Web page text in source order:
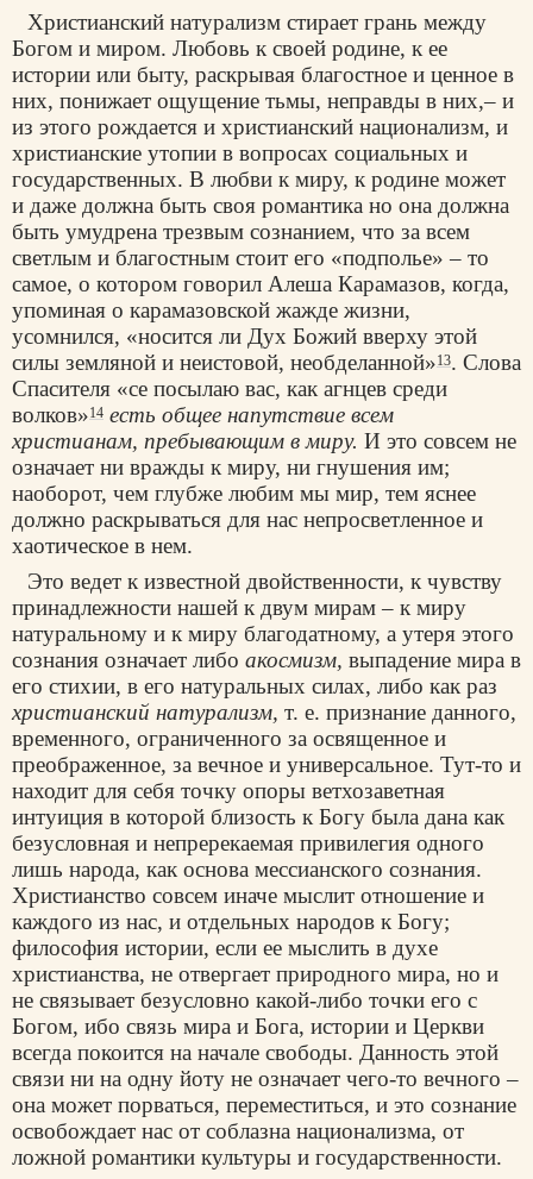
Христианский натурализм стирает грань между
Богом и миром. Любовь к своей родине, к ее
истории или быту, раскрывая благостное и ценное в
них, понижает ощущение тьмы, неправды в них,– и
из этого рождается и христианский национализм, и
христианские утопии в вопросах социальных и
государственных. В любви к миру, к родине может
и даже должна быть своя романтика но она должна
быть умудрена трезвым сознанием, что за всем
светлым и благостным стоит его «подполье» – то
самое, о котором говорил Алеша Карамазов, когда,
упоминая о карамазовской жажде жизни,
усомнился, «носится ли Дух Божий вверху этой
силы земляной и неистовой, необделанной»13. Слова
Спасителя «се посылаю вас, как агнцев среди
волков»14 есть общее напутствие всем
христианам, пребывающим в миру. И это совсем не
означает ни вражды к миру, ни гнушения им;
наоборот, чем глубже любим мы мир, тем яснее
должно раскрываться для нас непросветленное и
хаотическое в нем.
Это ведет к известной двойственности, к чувству
принадлежности нашей к двум мирам – к миру
натуральному и к миру благодатному, а утеря этого
сознания означает либо акосмизм, выпадение мира в
его стихии, в его натуральных силах, либо как раз
христианский натурализм, т. е. признание данного,
временного, ограниченного за освященное и
преображенное, за вечное и универсальное. Тут-то и
находит для себя точку опоры ветхозаветная
интуиция в которой близость к Богу была дана как
безусловная и непререкаемая привилегия одного
лишь народа, как основа мессианского сознания.
Христианство совсем иначе мыслит отношение и
каждого из нас, и отдельных народов к Богу;
философия истории, если ее мыслить в духе
христианства, не отвергает природного мира, но и
не связывает безусловно какой-либо точки его с
Богом, ибо связь мира и Бога, истории и Церкви
всегда покоится на начале свободы. Данность этой
связи ни на одну йоту не означает чего-то вечного –
она может порваться, переместиться, и это сознание
освобождает нас от соблазна национализма, от
ложной романтики культуры и государственности.